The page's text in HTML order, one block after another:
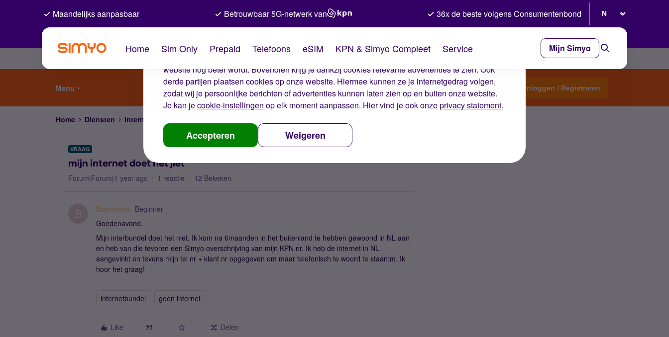
De cookies van Simyo
Wij gebruiken cookies op onze website. Met deze cookies zorgen wij ervoor dat je ervaring op de
website nog beter wordt. Bovendien krijg je dankzij cookies relevante advertenties te zien. Ook
derde partijen plaatsen cookies op onze website. Hiermee kunnen ze je internetgedrag volgen,
zodat wij je persoonlijke berichten of advertenties kunnen laten zien op en buiten onze website.
Je kan jecookie-instellingen op elk moment aanpassen. Hier vind je ook onzeprivacy statement.
Accepteren Weigeren
Maandelijks aanpasbaar Betrouwbaar 5G-netwerk van 36x de beste volgens Consumentenbond
Home Sim Only Prepaid Telefoons eSIM KPN & Simyo Compleet Service Mijn Simyo
Menu Start een topic Inloggen / Registreren
Home Diensten Internet, 4G en 5G
VRAAG
mijn internet doet het jiet
Forum|Forum|1 year ago 1 reactie 12 Bekeken
Brammooo Beginner
Goedenavond,
Mijn interbundel doet het niet. Ik kom na 6maanden in het buitenland te hebben gewoond in NL aan
en heb van die tevoren een Simyo overschrijving van mijn KPN nr. Ik heb de internet in NL
aangevinkt en tevens mijn tel nr + klant nr opgegeven om maar telefonisch te woord te staan:m. Ik
hoor het graag!
internetbundel geen internet
Like Delen